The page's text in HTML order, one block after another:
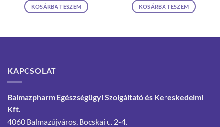
KOSÁRBA TESZEM KOSÁRBA TESZEM
KAPCSOLAT
Balmazpharm Egészségügyi Szolgáltató és Kereskedelmi
Kft.
4060 Balmazújváros, Bocskai u. 2-4.